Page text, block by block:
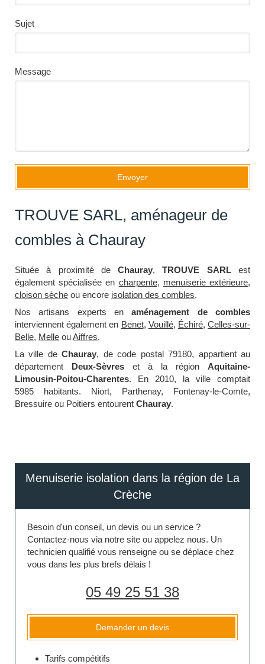
Sujet
Message
Envoyer
TROUVE SARL, aménageur de
combles à Chauray
Située à proximité deChauray,TROUVE SARLest
également spécialisée en charpente, menuiserie extérieure,
cloison sèche ou encore isolation des combles.
Nos artisans experts enaménagement de combles
interviennent également en Benet, Vouillé, Échiré,Celles-sur-
Belle, Melle ouAiffres.
La ville deChauray, de code postal 79180, appartient au
département Deux-Sèvres et à la région Aquitaine-
Limousin-Poitou-Charentes. En 2010, la ville comptait
5985 habitants. Niort, Parthenay, Fontenay-le-Comte,
Bressuire ou Poitiers entourent Chauray.
Menuiserie isolation dans la région de La
Crèche
Besoin d'un conseil, un devis ou un service ?
Contactez-nous via notre site ou appelez nous. Un
technicien qualifié vous renseigne ou se déplace chez
vous dans les plus brefs délais !
05 49 25 51 38
Demander un devis
Tarifs compétitifs